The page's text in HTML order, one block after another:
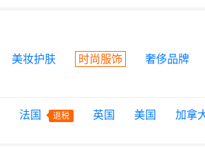
美妆护肤 时尚服饰
奢侈品牌
法国 退税 英国 美国 加拿